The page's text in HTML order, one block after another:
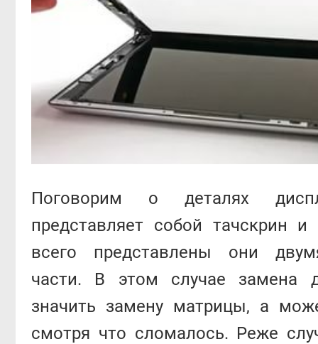
Поговорим о деталях
представляет собой тачскрин
всего представлены они
части. В этом случае замена
значить замену матрицы, а
смотря что сломалось. Реже